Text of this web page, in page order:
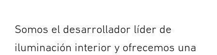
Somos el desarrollador líder de
iluminación interior y ofrecemos una